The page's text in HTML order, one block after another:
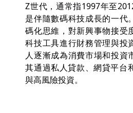
Z世代，通常指1997年至
是伴隨數碼科技成長的一代
碼化思維，對新興事物接受
科技工具進行財務管理與投
人逐漸成為消費市場和投資
其通過私人貸款、網貸平台
與高風險投資。